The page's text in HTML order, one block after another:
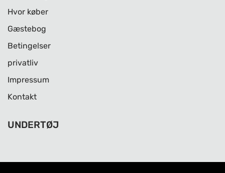
Hvor køber
Gæstebog
Betingelser
privatliv
Impressum
Kontakt
UNDERTØJ